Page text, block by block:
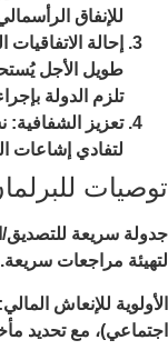
للإنفاق
إحالة
طويل الأجل
تلزم الدولة
تعزيز الشفافية:
لتفادي إشاعات
توصيات
جدولة سريعة للتصديق/
لتهيئة مراجعات سريعة.
الأولوية للإنعاش
اجتماعي)، مع تحديد